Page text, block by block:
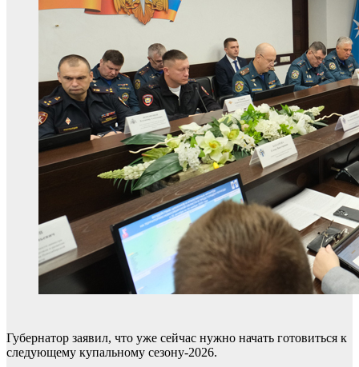
Губернатор заявил, что уже сейчас нужно начать готовиться к
следующему купальному сезону-2026.